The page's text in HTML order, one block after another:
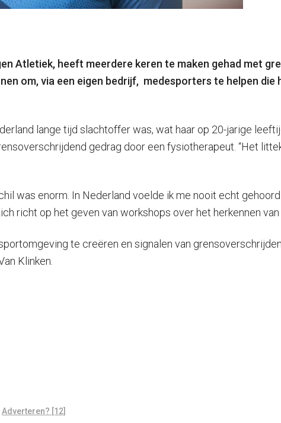
Atletiek, heeft meerdere keren te maken gehad met
om, via een eigen bedrijf, medesporters te helpen die
lange tijd slachtoffer was, wat haar op 20-jarige
gedrag door een fysiotherapeut. “Het
was enorm. In Nederland voelde ik me nooit echt
richt op het geven van workshops over het herkennen van
te creëren en signalen van
Klinken.
Adverteren? [12]